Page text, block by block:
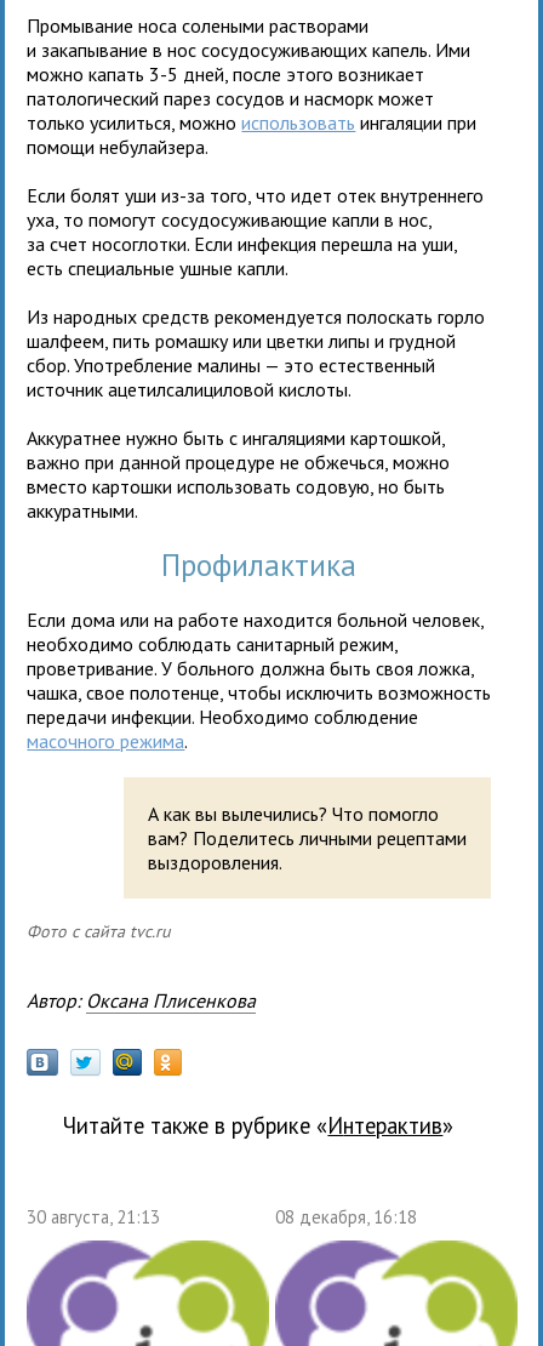
Промывание носа солеными растворами
и закапывание в нос сосудосуживающих капель. Ими
можно капать 3-5 дней, после этого возникает
патологический парез сосудов и насморк может
только усилиться, можноиспользовать ингаляции при
помощи небулайзера.
Если болят уши из-за того, что идет отек внутреннего
уха, то помогут сосудосуживающие капли в нос,
за счет носоглотки. Если инфекция перешла на уши,
есть специальные ушные капли.
Из народных средств рекомендуется полоскать горло
шалфеем, пить ромашку или цветки липы и грудной
сбор. Употребление малины — это естественный
источник ацетилсалициловой кислоты.
Аккуратнее нужно быть с ингаляциями картошкой,
важно при данной процедуре не обжечься, можно
вместо картошки использовать содовую, но быть
аккуратными.
Профилактика
Если дома или на работе находится больной человек,
необходимо соблюдать санитарный режим,
проветривание. У больного должна быть своя ложка,
чашка, свое полотенце, чтобы исключить возможность
передачи инфекции. Необходимо соблюдение
масочного режима.
А как вы вылечились? Что помогло
вам? Поделитесь личными рецептами
выздоровления.
Фото с сайта tvc.ru
Автор: Оксана Плисенкова
Читайте также в рубрике « Интерактив»
30 августа, 21:13 08 декабря, 16:18